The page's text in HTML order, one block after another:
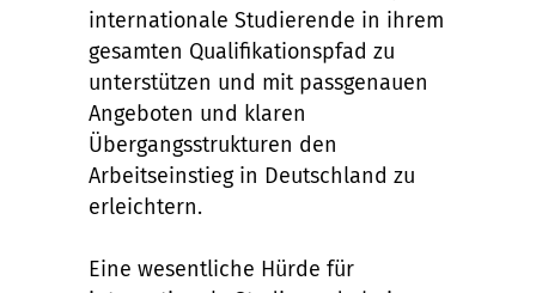
internationale Studierende in ihrem
gesamten Qualifikationspfad zu
unterstützen und mit passgenauen
Angeboten und klaren
Übergangsstrukturen den
Arbeitseinstieg in Deutschland zu
erleichtern.
Eine wesentliche Hürde für